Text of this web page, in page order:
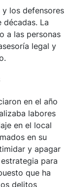
y los defensores
décadas. La
a las personas
legal y
en el año
labores
en el local
en su
y apagar
para
que ha
delitos